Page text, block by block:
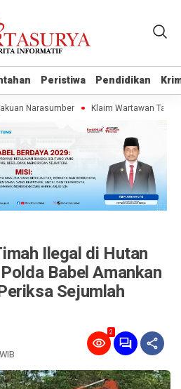
Peristiwa Pendidikan
Peristiwa Pendidikan
Narasumber Klaim Wartawan Tanpa
Ilegal di Hutan
Babel Amankan
Sejumlah
2